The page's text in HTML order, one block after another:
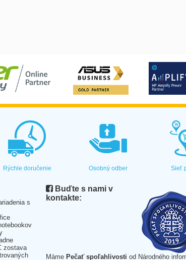
Rýchle doručenie Osobný odber Sieť
s
zostava
Buďte s nami v
kontakte:
Máme Pečať spoľahlivosti od Národného